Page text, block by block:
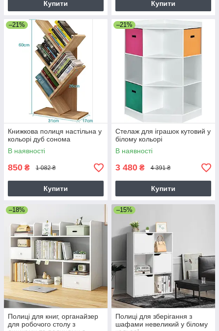
Купити Купити
–21%
Книжкова полиця настільна у
кольорі дуб сонома
В наявності
850 ₴ 1 082 ₴
Купити
–21%
Стелаж для іграшок кутовий у
білому кольорі
В наявності
3 480 ₴ 4 391 ₴
Купити
–18%
Полиці для книг, органайзер
для робочого столу з
–15%
Полиці для зберігання з
шафами невеликий у білому